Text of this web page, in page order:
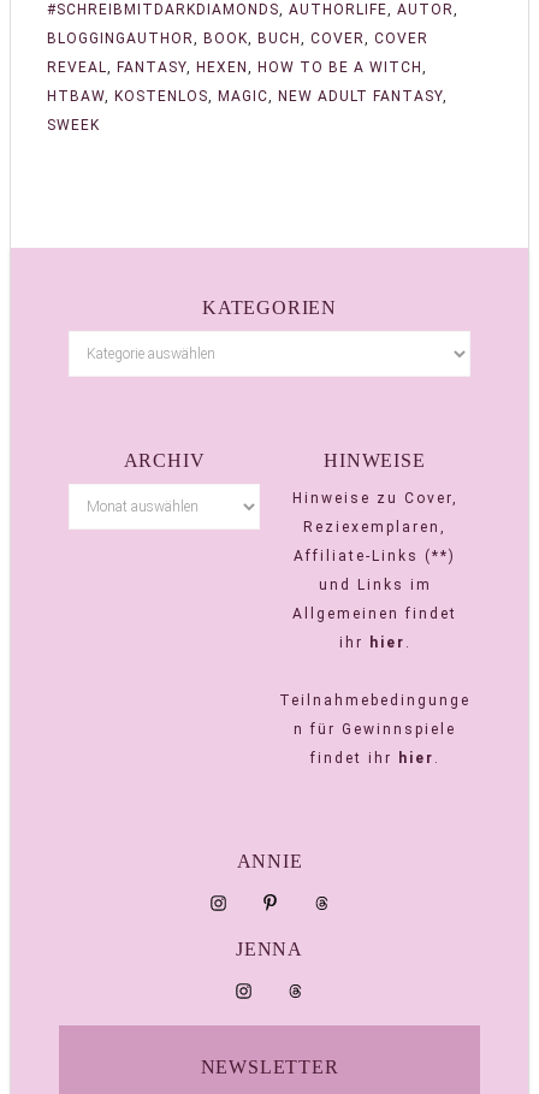
#SCHREIBMITDARKDIAMONDS, AUTHORLIFE, AUTOR,
BLOGGINGAUTHOR, BOOK, BUCH , COVER, COVER
REVEAL, FANTASY, HEXEN , HOW TO BE A WITCH ,
HTBAW, KOSTENLOS, MAGIC, NEW ADULT FANTASY,
SWEEK
KATEGORIEN
ARCHIV HINWEISE
Hinweise zu Cover,
Reziexemplaren,
Affiliate-Links (**)
und Links im
Allgemeinen findet
ihr
hier .
Teilnahmebedingunge
n für Gewinnspiele
findet ihr
hier .
ANNIE
JENNA
NEWSLETTER